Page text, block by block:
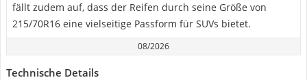
fällt zudem auf, dass der Reifen durch seine Größe von
215/70R16 eine vielseitige Passform für SUVs bietet.
08/2026
Technische Details